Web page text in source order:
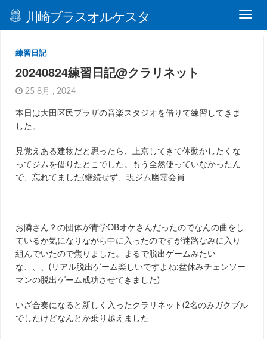
川崎ブラスオルケスタ
練習日記
20240824練習日記@クラリネット
25 8月 , 2024
本日は大田区民プラザの音楽スタジオを借りて練習してきま
した。
見覚えある建物だと思ったら、上京してきて体動かしたくな
ってジムを借りたとこでした。もう全然使っていなかったん
で、忘れてました(継続せず、現ジム幽霊会員
お隣さん？の団体が青学OBオケさんだったのでなんの曲をし
ているか気になりながら中に入ったのですが迷路なみに入り
組んでいたので焦りました。まるで脱出ゲームみたい
な、、、(リアル脱出ゲーム楽しいですよね:盆休みチェンソー
マンの脱出ゲーム成功させてきました)
いざ合奏になると新しく入ったクラリネット(2名のみガクブル
でしたけどなんとか乗り越えました